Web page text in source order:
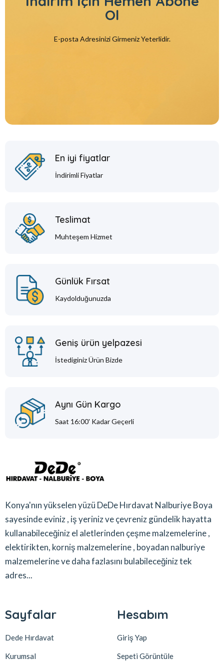
Ol
E-posta Adresinizi Girmeniz Yeterlidir.
En iyi fiyatlar
İndirimli Fiyatlar
Teslimat
Muhteşem Hizmet
Günlük Fırsat
Kaydolduğunuzda
Geniş ürün yelpazesi
İstediginiz Ürün Bizde
Aynı Gün Kargo
Saat 16:00' Kadar Geçerli
Konya'nın yükselen yüzü DeDe Hırdavat Nalburiye Boya
sayesinde eviniz , iş yeriniz ve çevreniz gündelik hayatta
kullanabileceğiniz el aletlerinden çeşme malzemelerine ,
elektirikten, korniş malzemelerine , boyadan nalburiye
malzemelerine ve daha fazlasını bulabileceğiniz tek
adres...
Sayfalar
Dede Hırdavat
Kurumsal
Hesabım
Giriş Yap
Sepeti Görüntüle